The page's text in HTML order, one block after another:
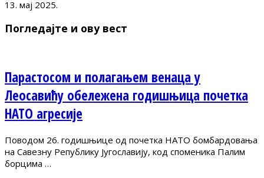
13. мај 2025.
Погледајте и ову вест
Парастосом и полагањем венаца у
Леосавићу обележена годишњица почетка
НАТО агресије
Поводом 26. годишњице од почетка НАТО бомбардовања
на Савезну Републику Југославију, код споменика Палим
борцима …